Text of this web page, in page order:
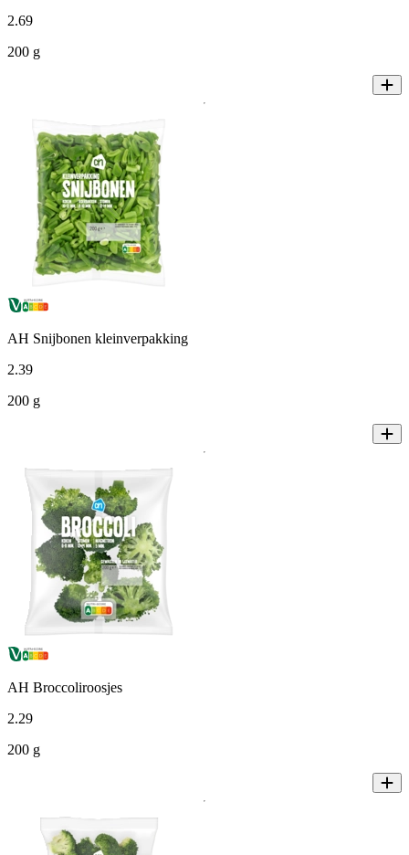
2.69
200 g
AH Snijbonen kleinverpakking
2.39
200 g
AH Broccoliroosjes
2.29
200 g